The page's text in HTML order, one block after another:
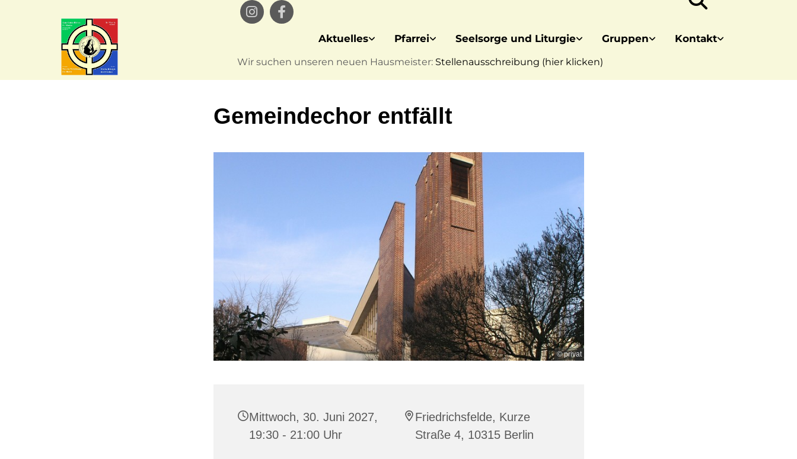
Aktuelles Pfarrei Seelsorge und Liturgie Gruppen Kontakt
Wir suchen unseren neuen Hausmeister: Stellenausschreibung (hier klicken)
Gemeindechor entfällt
© privat
Mittwoch, 30. Juni 2027,
19:30 - 21:00 Uhr
Friedrichsfelde, Kurze
Straße 4, 10315 Berlin